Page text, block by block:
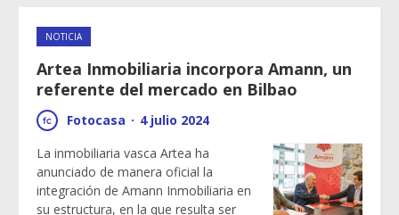
NOTICIA
Artea Inmobiliaria incorpora Amann, un
referente del mercado en Bilbao
Fotocasa · 4 julio 2024
La inmobiliaria vasca Artea ha
anunciado de manera oficial la
integración de Amann Inmobiliaria en
su estructura, en la que resulta ser